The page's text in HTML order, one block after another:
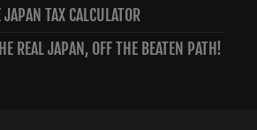
JAPAN TAX CALCULATOR
REAL JAPAN, OFF THE BEATEN PATH!